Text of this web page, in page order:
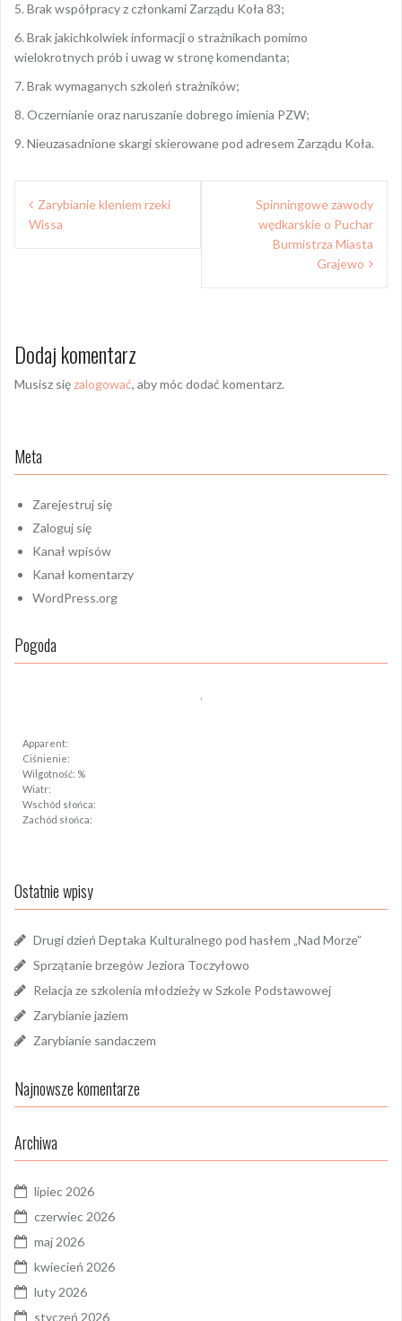
5. Brak współpracy z członkami Zarządu Koła 83;
6. Brak jakichkolwiek informacji o strażnikach pomimo
wielokrotnych prób i uwag w stronę komendanta;
7. Brak wymaganych szkoleń strażników;
8. Oczernianie oraz naruszanie dobrego imienia PZW;
9. Nieuzasadnione skargi skierowane pod adresem Zarządu Koła.
Nawigacja
wpisu
Zarybianie kleniem rzeki
Wissa
Spinningowe zawody
wędkarskie o Puchar
Burmistrza Miasta
Grajewo
Dodaj komentarz
Musisz sięzalogować, aby móc dodać komentarz.
Meta
Zarejestruj się
Zaloguj się
Kanał wpisów
Kanał komentarzy
WordPress.org
Pogoda
Apparent:
Ciśnienie:
Wilgotność: %
Wiatr:
Wschód słońca:
Zachód słońca:
Ostatnie wpisy
Drugi dzień Deptaka Kulturalnego pod hasłem „Nad Morze”
Sprzątanie brzegów Jeziora Toczyłowo
Relacja ze szkolenia młodzieży w Szkole Podstawowej
Zarybianie jaziem
Zarybianie sandaczem
Najnowsze komentarze
Archiwa
lipiec 2026
czerwiec 2026
maj 2026
kwiecień 2026
luty 2026
styczeń 2026